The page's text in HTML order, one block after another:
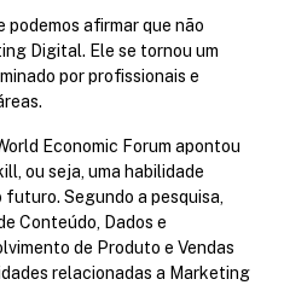
podemos afirmar que não
Digital. Ele se tornou um
por profissionais e
Economic Forum apontou
ou seja, uma habilidade
Segundo a pesquisa,
Conteúdo, Dados e
de Produto e Vendas
relacionadas a Marketing